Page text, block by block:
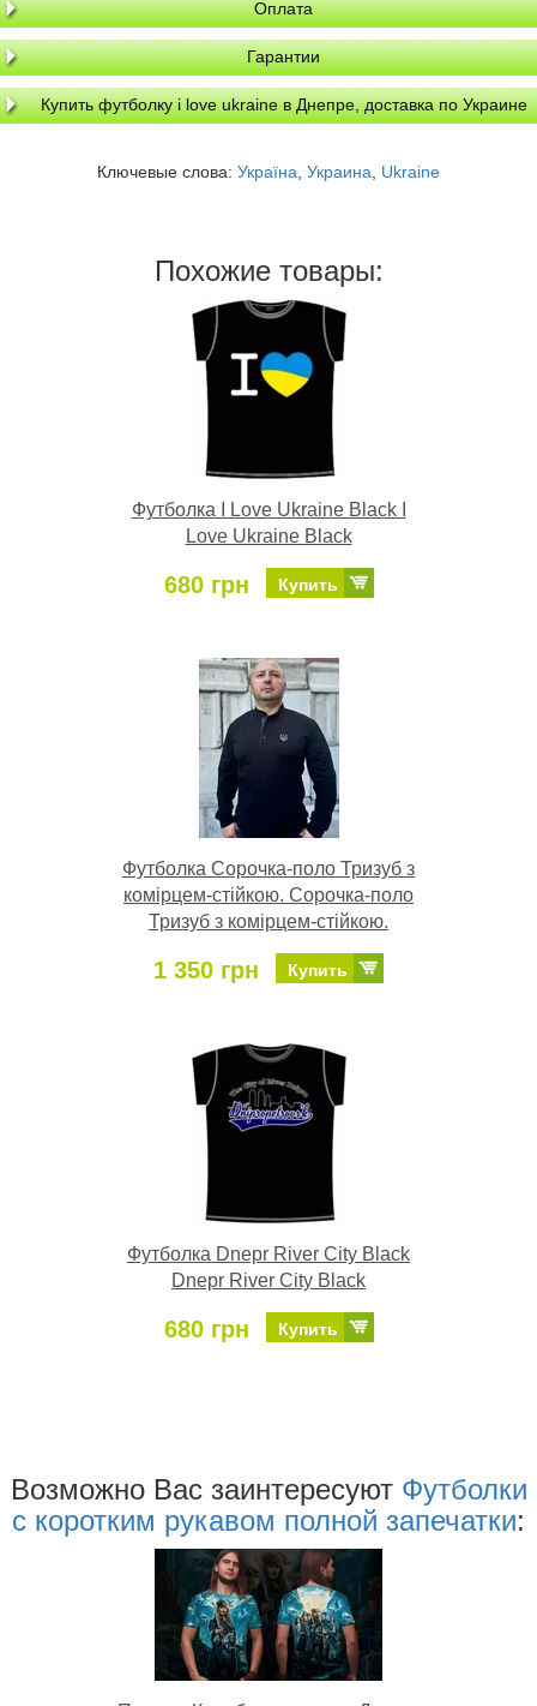
Оплата
Гарантии
Купить футболку i love ukraine в Днепре, доставка по Украине
Ключевые слова: Україна Украина Ukraine
Похожие товары:
Футболка I Love Ukraine Black I
Love Ukraine Black
680 грн Купить
Футболка Сорочка-поло Тризуб з
комірцем-стійкою. Сорочка-поло
Тризуб з комірцем-стійкою.
1 350 грн Купить
Футболка Dnepr River City Black
Dnepr River City Black
680 грн Купить
Возможно Ваc заинтересуют Футболки
с коротким рукавом полной запечатки: